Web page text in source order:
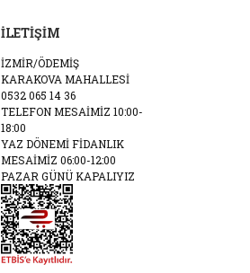
İLETİŞİM
İZMİR/ÖDEMİŞ
KARAKOVA MAHALLESİ
0532 065 14 36
TELEFON MESAİMİZ 10:00-
18:00
YAZ DÖNEMİ FİDANLIK
MESAİMİZ 06:00-12:00
PAZAR GÜNÜ KAPALIYIZ